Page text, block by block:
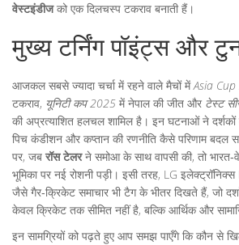
वेस्टइंडीजको एक दिलचस्प टकराव बनाती हैं।
मुख्य टर्निंग पॉइंट्स और
आजकल सबसे ज्यादा चर्चा में रहने वाले मैचों मेंAsia
टकराव, यूनिटी कप 2025 में नेपाल की जीत और टेस्ट
की अप्रत्याशित हलचल शामिल है। इन घटनाओं ने दर्शकों
पिच कंडीशन और कप्तान की रणनीति कैसे परिणाम बदल
पर, जब रॉस टेलरने समोआ के साथ वापसी की, तो
भूमिका पर नई रोशनी पड़ी। इसी तरह, LG
जैसे गैर‑क्रिकेट समाचार भी टैग के भीतर दिखते हैं, जो
केवल क्रिकेट तक सीमित नहीं है, बल्कि आर्थिक और
इन सामग्रियों को पढ़ते हुए आप समझ पाएँगे कि कौन से